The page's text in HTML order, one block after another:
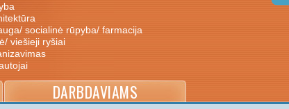
socialinė rūpyba/ farmacija
viešieji ryšiai
DARBDAVIAMS